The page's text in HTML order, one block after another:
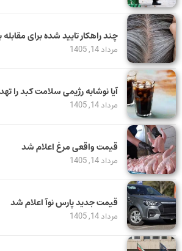
چند راهکار تایید شده برای
مرداد 14, 1405
آیا نوشابه رژیمی سلامت کبد را
مرداد 14, 1405
قیمت واقعی مرغ اعلام شد
مرداد 14, 1405
قیمت جدید پارس نوآ اعلام شد
مرداد 14, 1405